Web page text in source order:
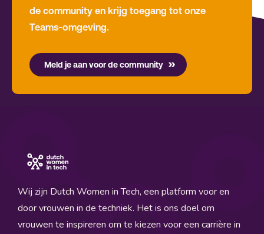
de community en krijg toegang tot onze
Teams-omgeving.
Meld je aan voor de community
Wij zijn Dutch Women in Tech, een platform voor en
door vrouwen in de techniek. Het is ons doel om
vrouwen te inspireren om te kiezen voor een carrière in